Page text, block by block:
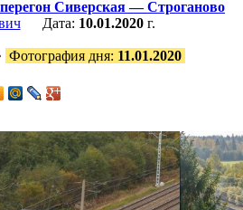
перегон Сиверская — Строганово
Дата: 10.01.2020г.
Фотография дня: 11.01.2020